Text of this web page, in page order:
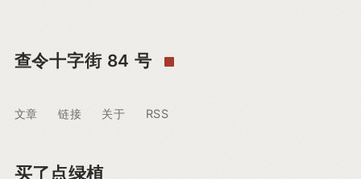
查令十字街 84 号
文章 链接 关于 RSS
买了点绿植